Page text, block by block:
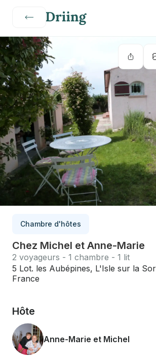
Chambre d'hôtes
Chez Michel et Anne-Marie
2 voyageurs - 1 chambre - 1 lit
5 Lot. les Aubépines, L'Isle sur la
France
Hôte
Anne-Marie et Michel